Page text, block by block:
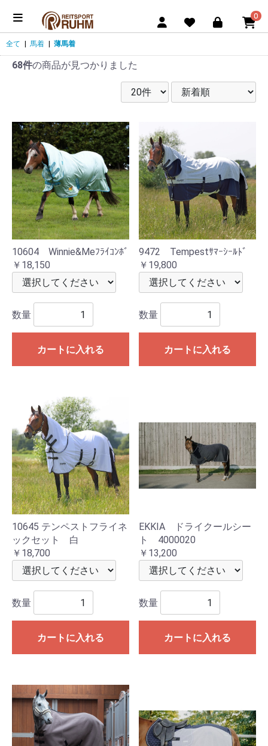
0
全て 馬着 薄馬着
68件の商品が見つかりました
10604 Winnie&Meﾌﾗｲｺﾝﾎﾞ
￥18,150
数量
カートに入れる
9472 Tempestｻﾏｰｼｰﾙﾄﾞ
￥19,800
数量
カートに入れる
10645 テンペストフライネ
ックセット 白
￥18,700
数量
カートに入れる
EKKIA ドライクールシー
ト 4000020
￥13,200
数量
カートに入れる